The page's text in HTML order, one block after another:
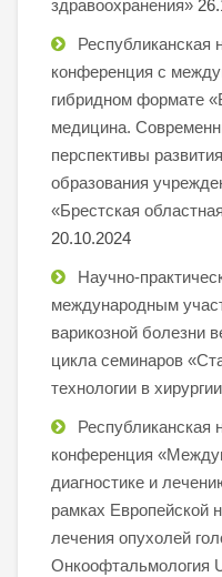
здравоохранения»
Республиканская
конференция с
гибридном формате
медицина.
перспективы
образования
«Брестская
20.10.2024
Научно-
международным
варикозной болезни
цикла семинаров
технологии в
Республиканская
конференция
диагностике и
рамках Европейской
лечения опухолей
Онкоофтальмология